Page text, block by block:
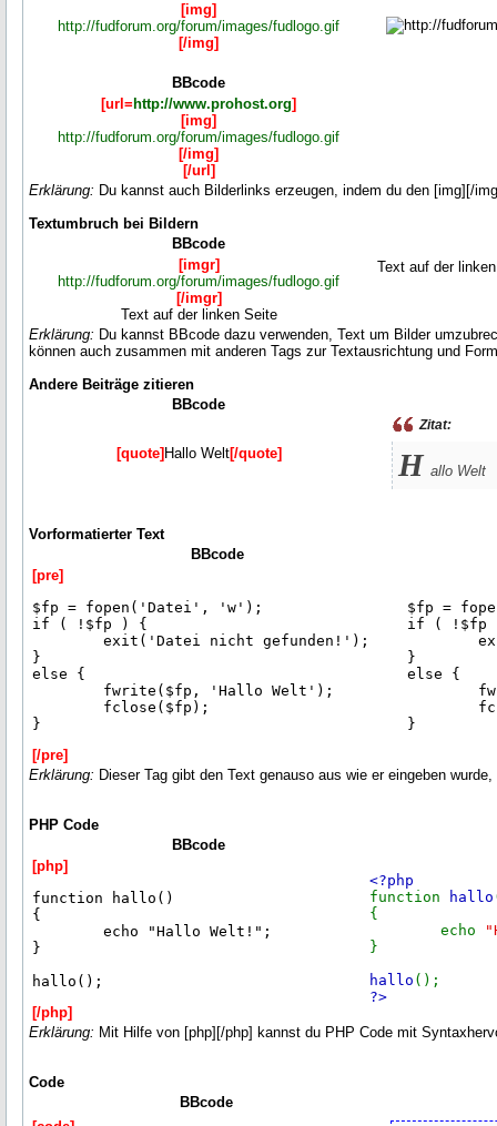
[img]
http://fudforum.org/forum/images/fudlogo.gif
[/img]
BBcode
[url= http://www.prohost.org]
[img]
http://fudforum.org/forum/images/fudlogo.gif
[/img]
[/url]
Erklärung: Du kannst auch Bilderlinks erzeugen, indem du den [img][/
Textumbruch bei Bildern
BBcode
[imgr]
http://fudforum.org/forum/images/fudlogo.gif
[/imgr]
Text auf der linken Seite
Text auf der
Erklärung: Du kannst BBcode dazu verwenden, Text um Bilder
können auch zusammen mit anderen Tags zur Textausrichtung und
Andere Beiträge zitieren
BBcode
[quote] Hallo Welt[/quote]
Zitat:
H allo Welt
Vorformatierter Text
BBcode
[pre]
$fp = fopen('Datei', 'w');
if ( !$fp ) {
}
else {
	fwrite($fp, 'Hallo Welt');
	fclose($fp);
}
[/pre]
$fp =
if ( !$fp
}
else {
}
Erklärung: Dieser Tag gibt den Text genauso aus wie er eingeben
PHP Code
BBcode
[php]
function hallo()
{
}
[/php]
<?php
function
hallo
{
echo
}
hallo ();
?>
Erklärung: Mit Hilfe von [php][/php] kannst du PHP Code mit
Code
BBcode